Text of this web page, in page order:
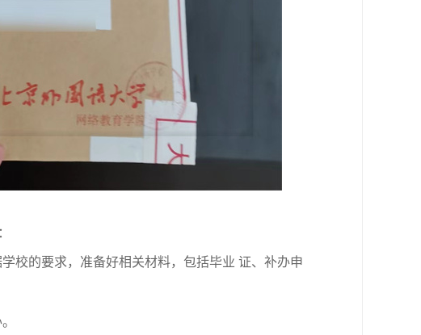
校的要求，准备好相关材料，包括毕业 证、补办申